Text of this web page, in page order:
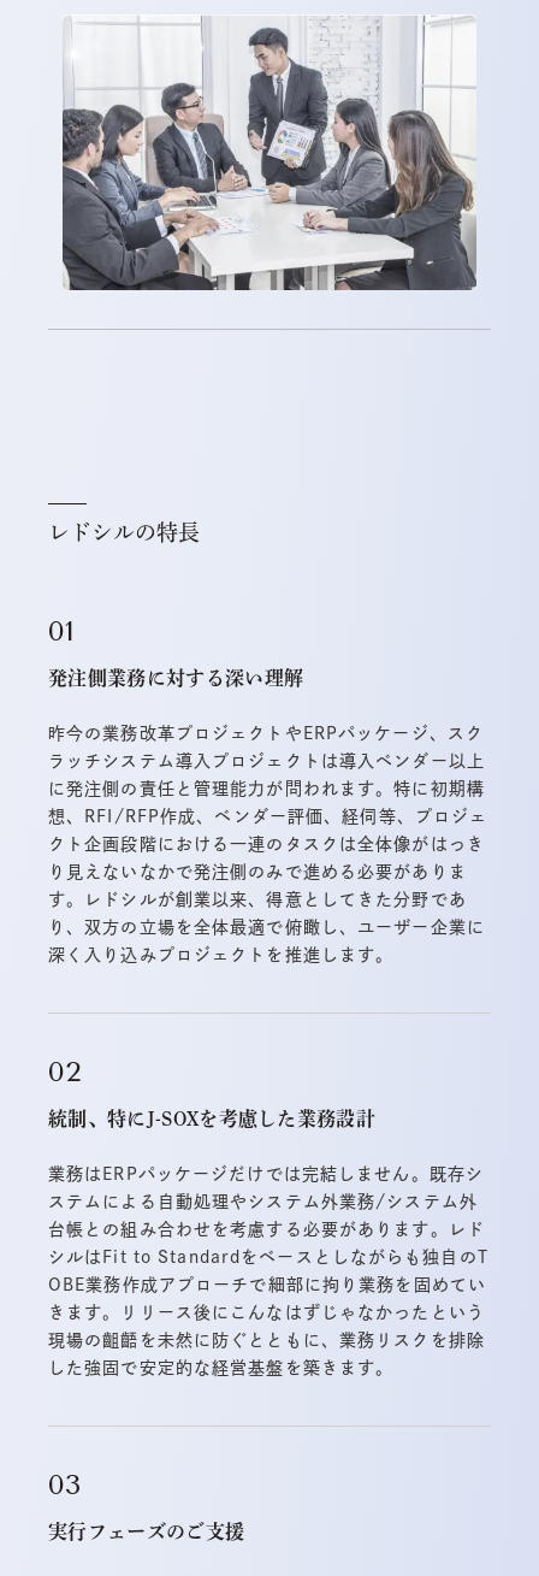
レドシルの特長
発注側業務に対する深い理解
昨今の業務改革プロジェクトやERPパッケージ、スク
ラッチシステム導入プロジェクトは導入ベンダー以上
に発注側の責任と管理能力が問われます。特に初期構
想、RFI/RFP作成、ベンダー評価、経伺等、プロジェ
クト企画段階における一連のタスクは全体像がはっき
り見えないなかで発注側のみで進める必要がありま
す。レドシルが創業以来、得意としてきた分野であ
り、双方の立場を全体最適で俯瞰し、ユーザー企業に
深く入り込みプロジェクトを推進します。
統制、特にJ-SOXを考慮した業務設計
業務はERPパッケージだけでは完結しません。既存シ
ステムによる自動処理やシステム外業務/システム外
台帳との組み合わせを考慮する必要があります。レド
シルはFit to Standardをベースとしながらも独自のT
OBE業務作成アプローチで細部に拘り業務を固めてい
きます。リリース後にこんなはずじゃなかったという
現場の齟齬を未然に防ぐとともに、業務リスクを排除
した強固で安定的な経営基盤を築きます。
実行フェーズのご支援